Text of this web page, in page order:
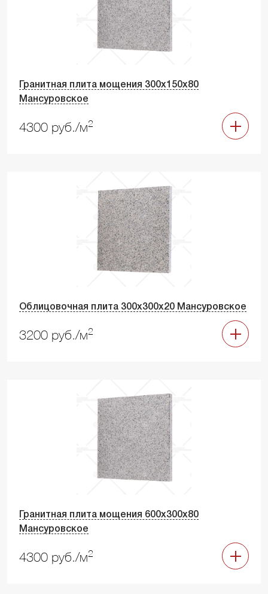
Гранитная плита мощения 300х150х80
Мансуровское
4300 руб./м2
Облицовочная плита 300х300х20 Мансуровское
3200 руб./м2
Гранитная плита мощения 600х300х80
Мансуровское
4300 руб./м2